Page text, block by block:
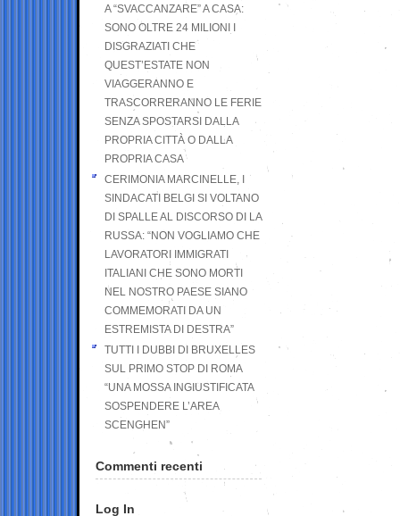
A “SVACCANZARE” A CASA:
SONO OLTRE 24 MILIONI I
DISGRAZIATI CHE
QUEST’ESTATE NON
VIAGGERANNO E
TRASCORRERANNO LE FERIE
SENZA SPOSTARSI DALLA
PROPRIA CITTÀ O DALLA
PROPRIA CASA
CERIMONIA MARCINELLE, I
SINDACATI BELGI SI VOLTANO
DI SPALLE AL DISCORSO DI LA
RUSSA: “NON VOGLIAMO CHE
LAVORATORI IMMIGRATI
ITALIANI CHE SONO MORTI
NEL NOSTRO PAESE SIANO
COMMEMORATI DA UN
ESTREMISTA DI DESTRA”
TUTTI I DUBBI DI BRUXELLES
SUL PRIMO STOP DI ROMA
“UNA MOSSA INGIUSTIFICATA
SOSPENDERE L’AREA
SCENGHEN”
Commenti recenti
Log In